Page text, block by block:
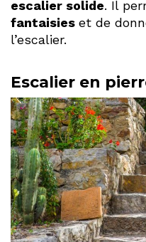
escalier solide. Il
fantaisies et de
l’escalier.
Escalier en